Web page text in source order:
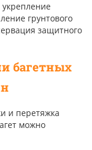
грунтового
защитного
багетных
и перетяжка
можно